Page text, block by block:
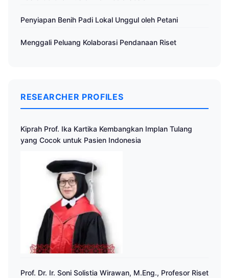
Penyiapan Benih Padi Lokal Unggul oleh Petani
Menggali Peluang Kolaborasi Pendanaan Riset
RESEARCHER PROFILES
Kiprah Prof. Ika Kartika Kembangkan Implan Tulang
yang Cocok untuk Pasien Indonesia
Prof. Dr. Ir. Soni Solistia Wirawan, M.Eng., Profesor Riset